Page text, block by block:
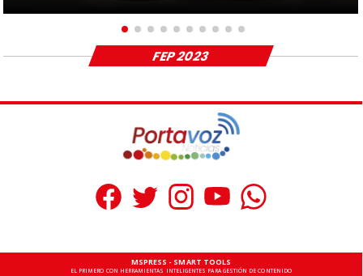
FEP 2023
MSPRESS - SMART TOOLS
EL PRIMERO CON HERRAMIENTAS INTELIGENTES PARA GESTIÓN DE CONTENIDO